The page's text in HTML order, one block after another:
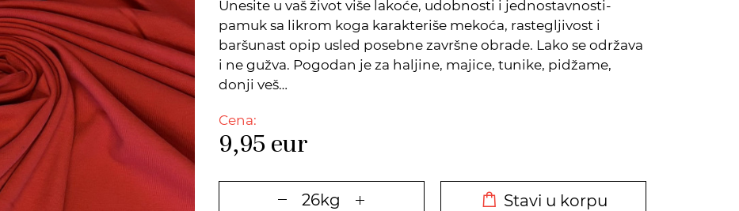
Unesite u vaš život više lakoće, udobnosti i jednostavnosti-
pamuk sa likrom koga karakteriše mekoća, rastegljivost i
baršunast opip usled posebne završne obrade. Lako se održava
i ne gužva. Pogodan je za haljine, majice, tunike, pidžame,
donji veš…
Cena:
9,95 eur
Stavi u korpu